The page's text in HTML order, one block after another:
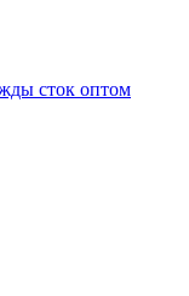
сток оптом